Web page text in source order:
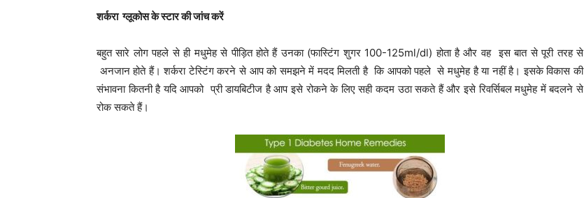
शर्करा ग्लूकोस के स्टार की जांच करें
बहुत सारे लोग पहले से ही मधुमेह से पीड़ित होते हैं उनका (फास्टिंग शुगर 100-125ml/dl) होता है और वह इस बात से पूरी तरह से
अनजान होते हैं। शर्करा टेस्टिंग करने से आप को समझने में मदद मिलती है कि आपको पहले से मधुमेह है या नहीं है। इसके विकास की
संभावना कितनी है यदि आपको प्री डायबिटीज है आप इसे रोकने के लिए सही कदम उठा सकते हैं और इसे रिवर्सिबल मधुमेह में बदलने से
रोक सकते हैं।